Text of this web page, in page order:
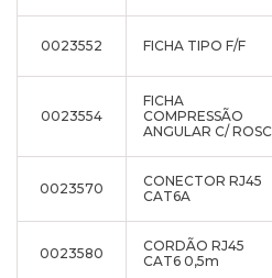
0023552 FICHA TIPO F/F
0023554
FICHA
COMPRESSÃO
ANGULAR C/
0023570
CONECTOR RJ45
CAT6A
0023580
CORDÃO RJ45
CAT6 0,5m